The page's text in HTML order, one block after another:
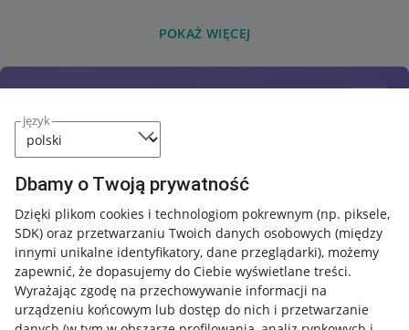
język
Dbamy o Twoją prywatność
Dzięki plikom cookies i technologiom pokrewnym (np. piksele,
SDK) oraz przetwarzaniu Twoich danych osobowych (między
innymi unikalne identyfikatory, dane przeglądarki), możemy
zapewnić, że dopasujemy do Ciebie wyświetlane treści.
Wyrażając zgodę na przechowywanie informacji na
urządzeniu końcowym lub dostęp do nich i przetwarzanie
POKAŻ WIĘCEJ